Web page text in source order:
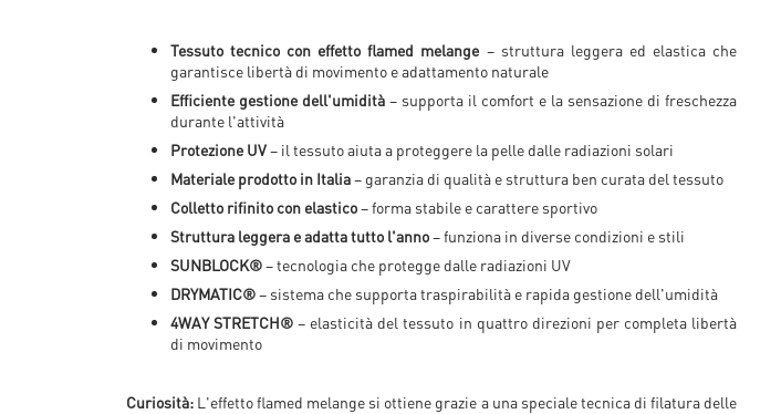
Tessuto tecnico con effetto flamed melange – struttura leggera ed elastica che
garantisce libertà di movimento e adattamento naturale
Efficiente gestione dell'umidità – supporta il comfort e la sensazione di freschezza
durante l'attività
Protezione UV– il tessuto aiuta a proteggere la pelle dalle radiazioni solari
Materiale prodotto in Italia– garanzia di qualità e struttura ben curata del tessuto
Colletto rifinito con elastico– forma stabile e carattere sportivo
Struttura leggera e adatta tutto l'anno– funziona in diverse condizioni e stili
SUNBLOCK®– tecnologia che protegge dalle radiazioni UV
DRYMATIC®– sistema che supporta traspirabilità e rapida gestione dell'umidità
4WAY STRETCH® – elasticità del tessuto in quattro direzioni per completa libertà
di movimento
Curiosità: L'effetto flamed melange si ottiene grazie a una speciale tecnica di filatura delle